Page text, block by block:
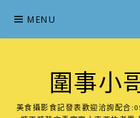
content
MENU
圍事小
美食攝影食記發表歡迎洽詢配合